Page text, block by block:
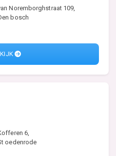
Noremborghstraat 109,
bosch
6,
oedenrode